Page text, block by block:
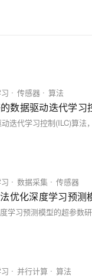
传感器 算法
数据采集 传感器
优化深度学习预
学习预测模型的超参数
并行计算 算法